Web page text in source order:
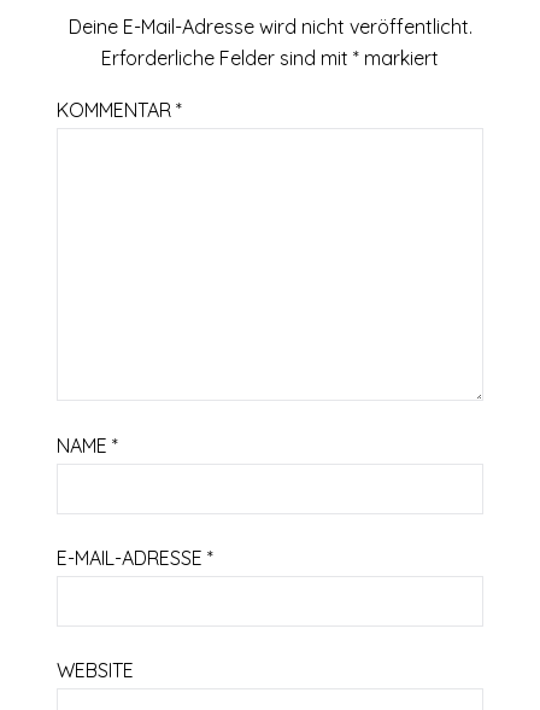
Deine E-Mail-Adresse wird nicht veröffentlicht.
Erforderliche Felder sind mit * markiert
KOMMENTAR*
NAME*
E-MAIL-ADRESSE*
WEBSITE